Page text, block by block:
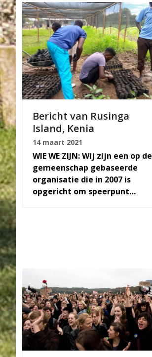
Bericht van Rusinga
Island, Kenia
14 maart 2021
WIE WE ZIJN: Wij zijn een op de
gemeenschap gebaseerde
organisatie die in 2007 is
opgericht om speerpunt…